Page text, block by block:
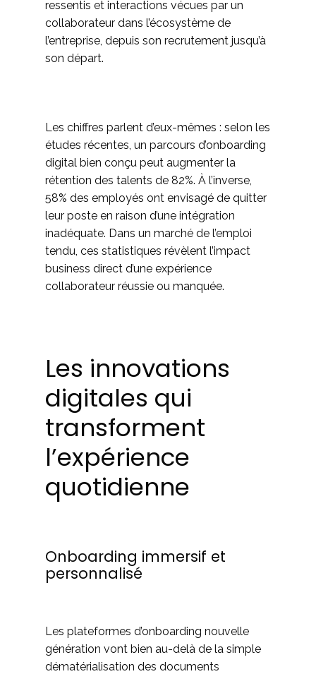
ressentis et interactions vécues par un
collaborateur dans l’écosystème de
l’entreprise, depuis son recrutement jusqu’à
son départ.
Les chiffres parlent d’eux-mêmes : selon les
études récentes, un parcours d’onboarding
digital bien conçu peut augmenter la
rétention des talents de 82%. À l’inverse,
58% des employés ont envisagé de quitter
leur poste en raison d’une intégration
inadéquate. Dans un marché de l’emploi
tendu, ces statistiques révèlent l’impact
business direct d’une expérience
collaborateur réussie ou manquée.
Les innovations
digitales qui
transforment
l’expérience
quotidienne
Onboarding immersif et
personnalisé
Les plateformes d’onboarding nouvelle
génération vont bien au-delà de la simple
dématérialisation des documents